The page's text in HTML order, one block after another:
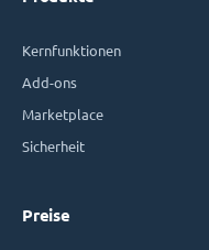
Kernfunktionen
Add-ons
Marketplace
Sicherheit
Preise